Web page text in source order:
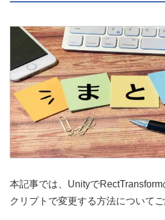
本記事では、Unityで
クリプトで変更する方法についてご